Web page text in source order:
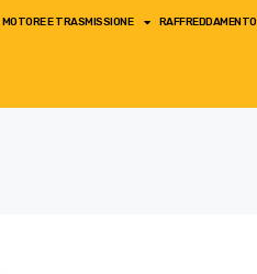
MOTORE E TRASMISSIONE RAFFREDDAMENTO